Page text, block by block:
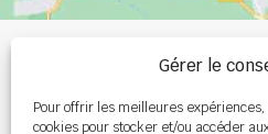
Gérer le
Pour offrir les meilleures
cookies pour stocker et/ou accéder